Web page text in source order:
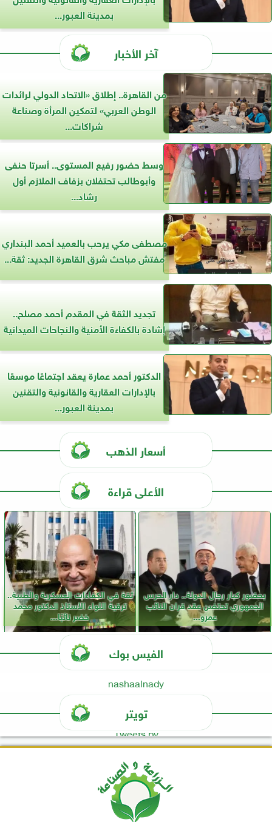
بمدينة العبور...
آخر الأخبار
من القاهرة.. إطلاق «الاتحاد الدولي لرائدات
الوطن العربي» لتمكين المرأة وصناعة
شراكات...
وسط حضور رفيع المستوى.. أسرتا حنفى
وأبوطالب تحتفلان بزفاف الملازم أول
رشاد...
مصطفى مكي يرحب بالعميد أحمد البنداري
مفتش مباحث شرق القاهرة الجديد: ثقة...
تجديد الثقة في المقدم أحمد مصلح..
إشادة بالكفاءة الأمنية والنجاحات الميدانية
الدكتور أحمد عمارة يعقد اجتماعًا موسعًا
بالإدارات العقارية والقانونية والتقنين
بمدينة العبور...
أسعار الذهب
الأعلى قراءة
بحضور كبار رجال الدولة.. دار الحرس
الجمهوري تحتضن عقد قران النائب
عمرو...
ثقة في الكفاءات العسكرية والطبية..
ترقية اللواء الأستاذ الدكتور محمد
خضر نائبًا...
الفيس بوك
nashaalnady
تويتر
Tweets by